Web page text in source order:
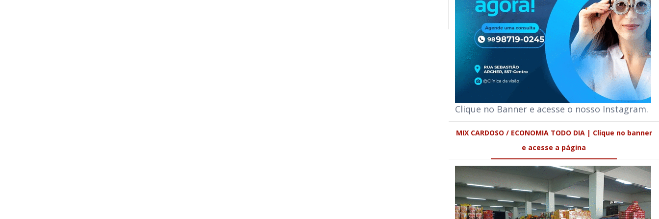
Clique no Banner e acesse o nosso Instagram.
MIX CARDOSO / ECONOMIA TODO DIA | Clique no banner
e acesse a página